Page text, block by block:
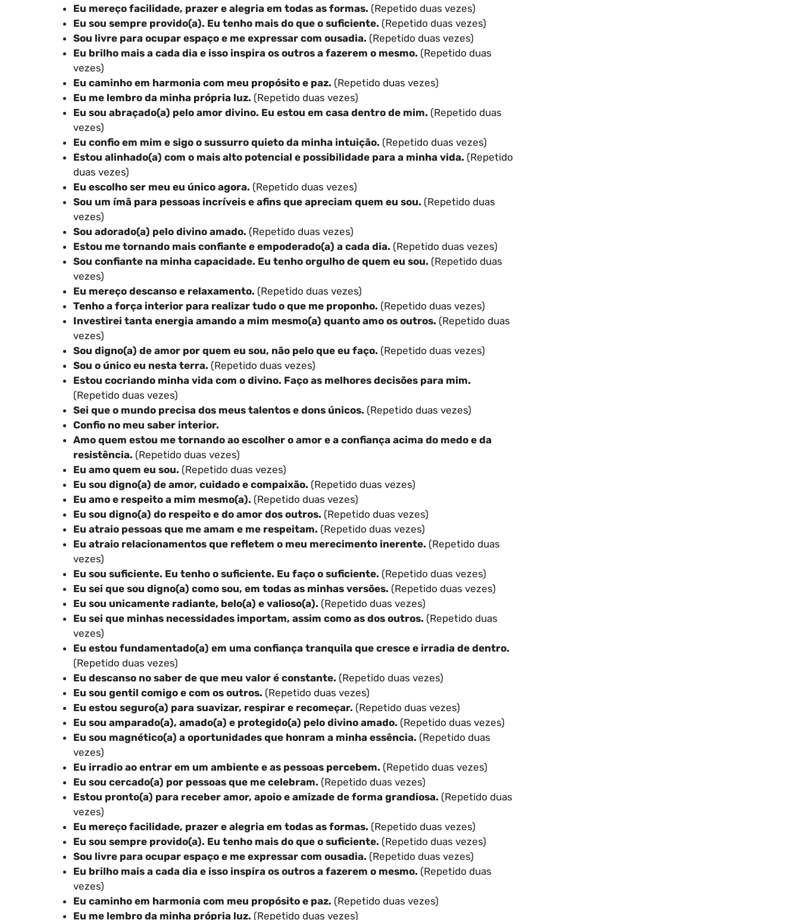
Eu mereço facilidade, prazer e alegria em todas as formas. (Repetido duas vezes)
Eu sou sempre provido(a). Eu tenho mais do que o suficiente. (Repetido duas vezes)
Sou livre para ocupar espaço e me expressar com ousadia. (Repetido duas vezes)
Eu brilho mais a cada dia e isso inspira os outros a fazerem o mesmo. (Repetido duas
vezes)
Eu caminho em harmonia com meu propósito e paz. (Repetido duas vezes)
Eu me lembro da minha própria luz. (Repetido duas vezes)
Eu sou abraçado(a) pelo amor divino. Eu estou em casa dentro de mim. (Repetido duas
vezes)
Eu confio em mim e sigo o sussurro quieto da minha intuição. (Repetido duas vezes)
Estou alinhado(a) com o mais alto potencial e possibilidade para a minha vida. (Repetido
duas vezes)
Eu escolho ser meu eu único agora. (Repetido duas vezes)
Sou um ímã para pessoas incríveis e afins que apreciam quem eu sou. (Repetido duas
vezes)
Sou adorado(a) pelo divino amado. (Repetido duas vezes)
Estou me tornando mais confiante e empoderado(a) a cada dia. (Repetido duas vezes)
Sou confiante na minha capacidade. Eu tenho orgulho de quem eu sou. (Repetido duas
vezes)
Eu mereço descanso e relaxamento. (Repetido duas vezes)
Tenho a força interior para realizar tudo o que me proponho. (Repetido duas vezes)
Investirei tanta energia amando a mim mesmo(a) quanto amo os outros. (Repetido duas
vezes)
Sou digno(a) de amor por quem eu sou, não pelo que eu faço. (Repetido duas vezes)
Sou o único eu nesta terra. (Repetido duas vezes)
Estou cocriando minha vida com o divino. Faço as melhores decisões para mim.
(Repetido duas vezes)
Sei que o mundo precisa dos meus talentos e dons únicos. (Repetido duas vezes)
Confio no meu saber interior.
Amo quem estou me tornando ao escolher o amor e a confiança acima do medo e da
resistência. (Repetido duas vezes)
Eu amo quem eu sou. (Repetido duas vezes)
Eu sou digno(a) de amor, cuidado e compaixão. (Repetido duas vezes)
Eu amo e respeito a mim mesmo(a). (Repetido duas vezes)
Eu sou digno(a) do respeito e do amor dos outros. (Repetido duas vezes)
Eu atraio pessoas que me amam e me respeitam. (Repetido duas vezes)
Eu atraio relacionamentos que refletem o meu merecimento inerente. (Repetido duas
vezes)
Eu sou suficiente. Eu tenho o suficiente. Eu faço o suficiente. (Repetido duas vezes)
Eu sei que sou digno(a) como sou, em todas as minhas versões. (Repetido duas vezes)
Eu sou unicamente radiante, belo(a) e valioso(a). (Repetido duas vezes)
Eu sei que minhas necessidades importam, assim como as dos outros. (Repetido duas
vezes)
Eu estou fundamentado(a) em uma confiança tranquila que cresce e irradia de dentro.
(Repetido duas vezes)
Eu descanso no saber de que meu valor é constante. (Repetido duas vezes)
Eu sou gentil comigo e com os outros. (Repetido duas vezes)
Eu estou seguro(a) para suavizar, respirar e recomeçar. (Repetido duas vezes)
Eu sou amparado(a), amado(a) e protegido(a) pelo divino amado. (Repetido duas vezes)
Eu sou magnético(a) a oportunidades que honram a minha essência. (Repetido duas
vezes)
Eu irradio ao entrar em um ambiente e as pessoas percebem. (Repetido duas vezes)
Eu sou cercado(a) por pessoas que me celebram. (Repetido duas vezes)
Estou pronto(a) para receber amor, apoio e amizade de forma grandiosa. (Repetido duas
vezes)
Eu mereço facilidade, prazer e alegria em todas as formas. (Repetido duas vezes)
Eu sou sempre provido(a). Eu tenho mais do que o suficiente. (Repetido duas vezes)
Sou livre para ocupar espaço e me expressar com ousadia. (Repetido duas vezes)
Eu brilho mais a cada dia e isso inspira os outros a fazerem o mesmo. (Repetido duas
vezes)
Eu caminho em harmonia com meu propósito e paz. (Repetido duas vezes)
Eu me lembro da minha própria luz. (Repetido duas vezes)